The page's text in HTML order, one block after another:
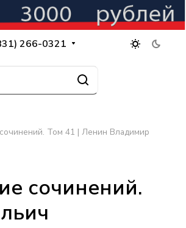
266-0321
Том 41 | Ленин Владимир
сочинений.